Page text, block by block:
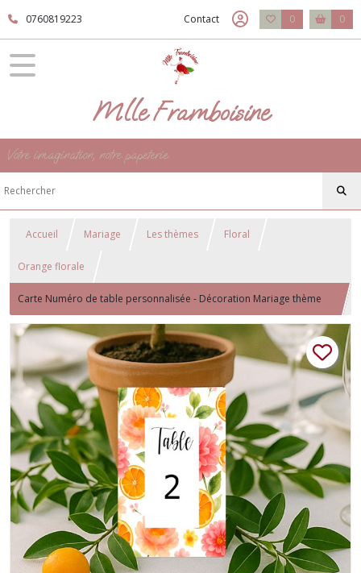
0760819223 Contact 0 0
Mlle Framboisine
Votre imagination, notre papeterie
Accueil Mariage Les thèmes Floral
Orange florale
Carte Numéro de table personnalisée - Décoration Mariage thème
Floral, nature - Modèle Orange Florale